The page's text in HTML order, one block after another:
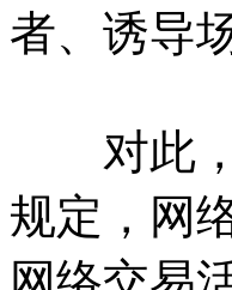
者、诱导
对此，
规定，网